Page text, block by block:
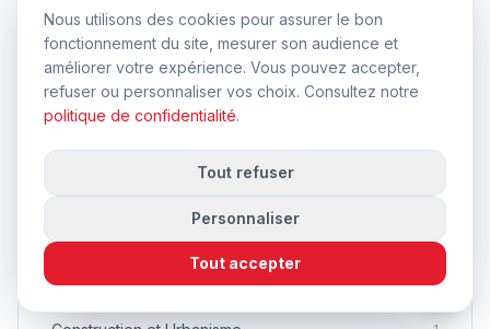
Assurances automobiles
Assurances et Construction
Assurances et Sécurité
Assurances pour Artisans 1
Automobile et éducation 1
Construction 1
Nous utilisons des cookies pour assurer le bon
fonctionnement du site, mesurer son audience et
améliorer votre expérience. Vous pouvez accepter,
refuser ou personnaliser vos choix. Consultez notre
politique de confidentialité.
Tout refuser
Personnaliser
Tout accepter